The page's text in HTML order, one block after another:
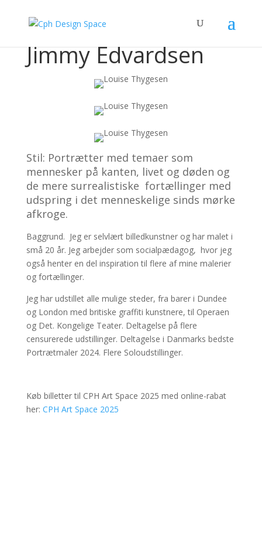
Jimmy Edvardsen
Stil: Portrætter med temaer som
mennesker på kanten, livet og døden og
de mere surrealistiske fortællinger med
udspring i det menneskelige sinds mørke
afkroge.
Baggrund. Jeg er selvlært billedkunstner og har malet i
små 20 år. Jeg arbejder som socialpædagog, hvor jeg
også henter en del inspiration til flere af mine malerier
og fortællinger.
Jeg har udstillet alle mulige steder, fra barer i Dundee
og London med britiske graffiti kunstnere, til Operaen
og Det. Kongelige Teater. Deltagelse på flere
censurerede udstillinger. Deltagelse i Danmarks bedste
Portrætmaler 2024. Flere Soloudstillinger.
Køb billetter til CPH Art Space 2025 med online-rabat
her: CPH Art Space 2025